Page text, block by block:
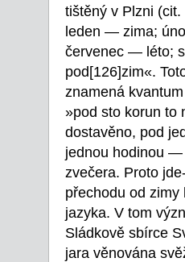
tištěný v Plzni
leden — zima;
červenec — léto;
pod [126]zim«.
znamená
»pod sto korun to
dostavěno, pod
jednou hodinou —
zvečera. Proto
přechodu od
jazyka. V tom
Sládkově sbírce
jara věnována